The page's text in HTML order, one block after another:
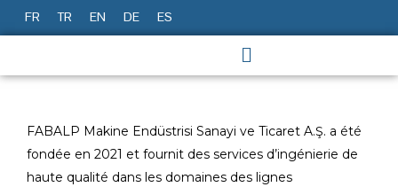
au
FR TR EN DE ES
FABALP Makine Endüstrisi Sanayi ve Ticaret A.Ş. a été
fondée en 2021 et fournit des services d’ingénierie de
haute qualité dans les domaines des lignes